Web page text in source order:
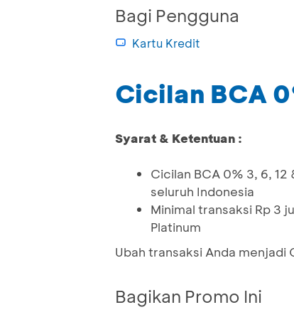
Bagi Pengguna
Kartu Kredit
Cicilan BCA
Syarat & Ketentuan :
Cicilan BCA 0% 3, 6,
seluruh Indonesia
Minimal transaksi Rp 3
Platinum
Ubah transaksi Anda menjadi
Bagikan Promo Ini